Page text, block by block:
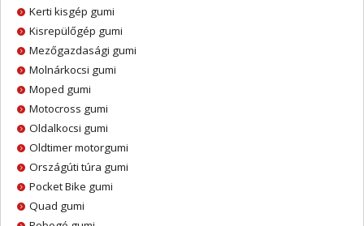
Kerti kisgép gumi
Kisrepülőgép gumi
Mezőgazdasági gumi
Molnárkocsi gumi
Moped gumi
Motocross gumi
Oldalkocsi gumi
Oldtimer motorgumi
Országúti túra gumi
Pocket Bike gumi
Quad gumi